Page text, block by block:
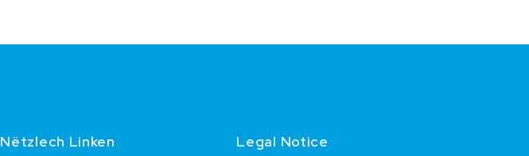
Nëtzlech Linken Legal Notice